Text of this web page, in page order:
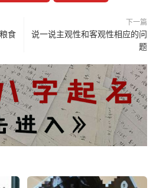
食
下一篇
说一说主观性和客观性相应的问
题